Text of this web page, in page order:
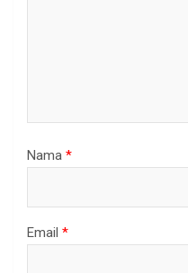
Nama *
Email *